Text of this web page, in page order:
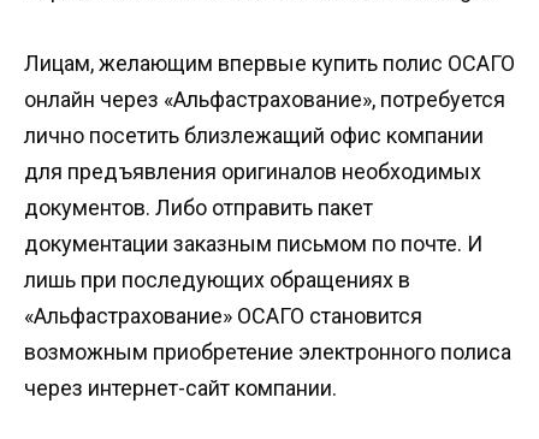
Лицам, желающим впервые купить полис ОСАГО
онлайн через «Альфастрахование», потребуется
лично посетить близлежащий офис компании
для предъявления оригиналов необходимых
документов. Либо отправить пакет
документации заказным письмом по почте. И
лишь при последующих обращениях в
«Альфастрахование» ОСАГО становится
возможным приобретение электронного полиса
через интернет-сайт компании.